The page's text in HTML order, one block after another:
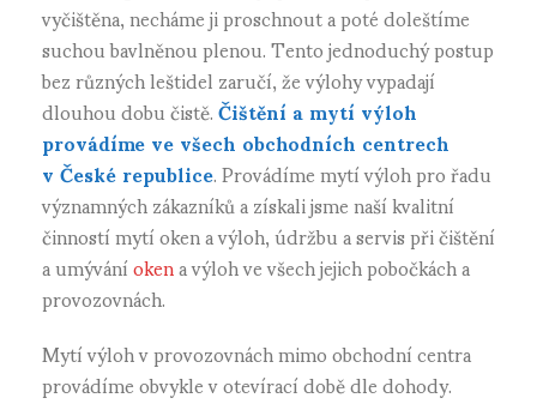
vyčištěna, necháme ji proschnout a poté doleštíme
suchou bavlněnou plenou. Tento jednoduchý postup
bez různých leštidel zaručí, že výlohy vypadají
dlouhou dobu čistě.Čištění a mytí výloh
provádíme ve všech obchodních centrech
v České republice. Provádíme mytí výloh pro řadu
významných zákazníků a získali jsme naší kvalitní
činností mytí oken a výloh, údržbu a servis při čištění
a umýváníokena výloh ve všech jejich pobočkách a
provozovnách.
Mytí výloh v provozovnách mimo obchodní centra
provádíme obvykle v otevírací době dle dohody.